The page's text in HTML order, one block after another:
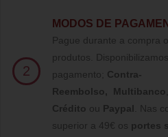
2
MODOS DE
Pague durante a compra
produtos.
pagamento; Contra-
Reembolso, Multibanco
Crédito ou Paypal
Nas
superior a 49€ os portes